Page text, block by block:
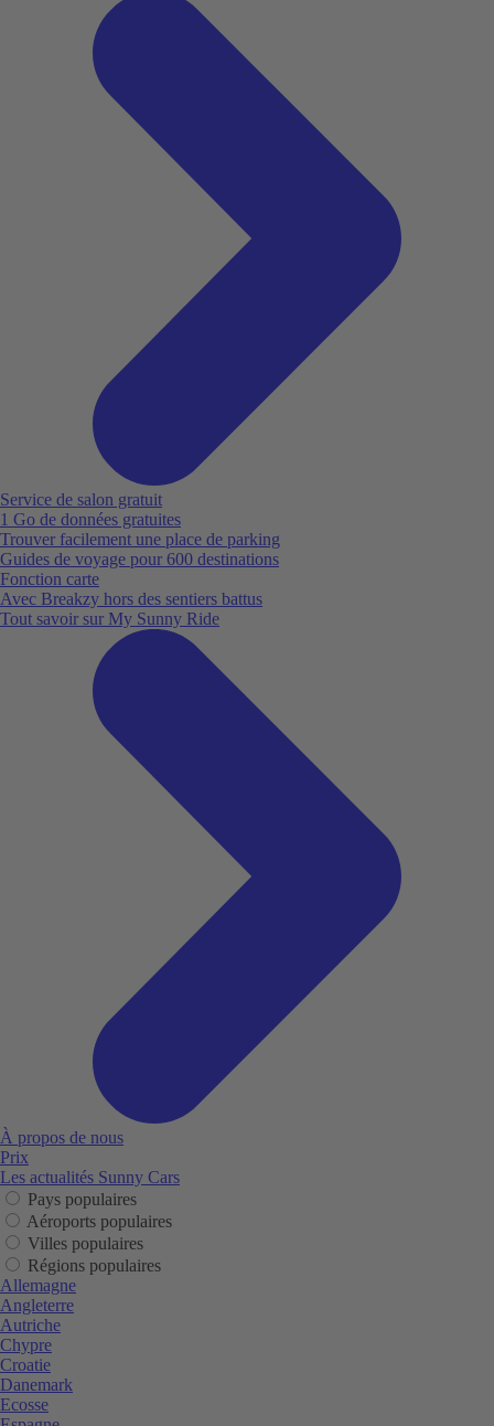
Service de salon gratuit
1 Go de données gratuites
Trouver facilement une place de parking
Guides de voyage pour 600 destinations
Fonction carte
Avec Breakzy hors des sentiers battus
Tout savoir sur My Sunny Ride
À propos de nous
Prix
Les actualités Sunny Cars
Pays populaires
Aéroports populaires
Villes populaires
Régions populaires
Allemagne
Angleterre
Autriche
Chypre
Croatie
Danemark
Ecosse